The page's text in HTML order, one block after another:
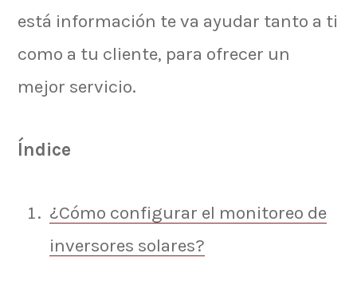
está información te va ayudar tanto a ti
como a tu cliente, para ofrecer un
mejor servicio.
Índice
¿Cómo configurar el monitoreo de
inversores solares?